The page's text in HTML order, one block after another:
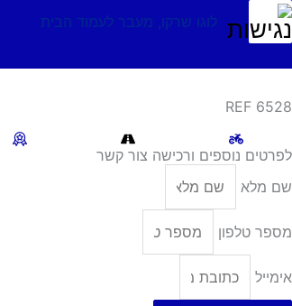
דילוג
לתוכן
אופנועים אביזרים
REF 6528
לפרטים נוספים ורכישה צור קשר
שם מלא
מספר טלפון
אימייל